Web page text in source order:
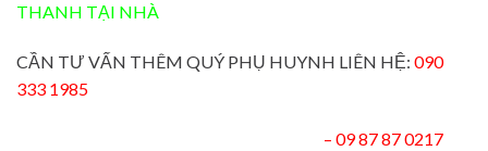
THANH TẠI NHÀ
CẦN TƯ VẤN THÊM QUÝ PHỤ HUYNH LIÊN HỆ: 090
333 1985
– 09 87 87 0217